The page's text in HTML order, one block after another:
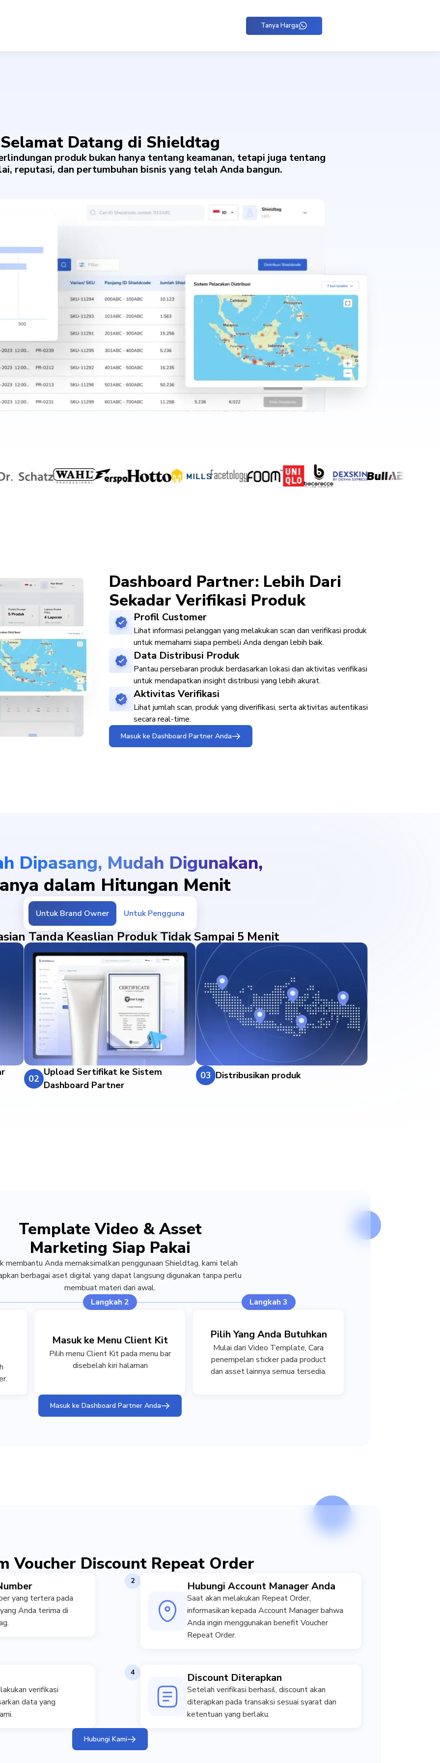
Tanya Harga
Selamat Datang di Shieldtag
produk bukan hanya tentang keamanan, tetapi juga tentang
reputasi, dan pertumbuhan bisnis yang telah Anda bangun.
Dashboard Partner: Lebih Dari
Sekadar Verifikasi Produk
Profil Customer
Lihat informasi pelanggan yang melakukan scan dan verifikasi produk
untuk memahami siapa pembeli Anda dengan lebih baik.
Data Distribusi Produk
Pantau persebaran produk berdasarkan lokasi dan aktivitas verifikasi
untuk mendapatkan insight distribusi yang lebih akurat.
Aktivitas Verifikasi
Lihat jumlah scan, produk yang diverifikasi, serta aktivitas autentikasi
secara real-time.
Masuk ke Dashboard Partner Anda
Dipasang, Mudah Digunakan,
dalam Hitungan Menit
Untuk Brand Owner Untuk Pengguna
Tanda Keaslian Produk Tidak Sampai 5 Menit
02
Upload Sertifikat ke Sistem
Dashboard Partner
03 Distribusikan produk
Template Video & Asset
Marketing Siap Pakai
membantu Anda memaksimalkan penggunaan Shieldtag, kami telah
berbagai aset digital yang dapat langsung digunakan tanpa perlu
membuat materi dari awal.
Langkah 2
Masuk ke Menu Client Kit
Pilih menu Client Kit pada menu bar
disebelah kiri halaman
Langkah 3
Pilih Yang Anda Butuhkan
Mulai dari Video Template, Cara
penempelan sticker pada product
dan asset lainnya semua tersedia.
Masuk ke Dashboard Partner Anda
Voucher Discount Repeat Order
yang tertera pada
Anda terima di
2 Hubungi Account Manager Anda
Saat akan melakukan Repeat Order,
informasikan kepada Account Manager bahwa
Anda ingin menggunakan benefit Voucher
Repeat Order.
verifikasi
data yang
4 Discount Diterapkan
Setelah verifikasi berhasil, discount akan
diterapkan pada transaksi sesuai syarat dan
ketentuan yang berlaku.
Hubungi Kami